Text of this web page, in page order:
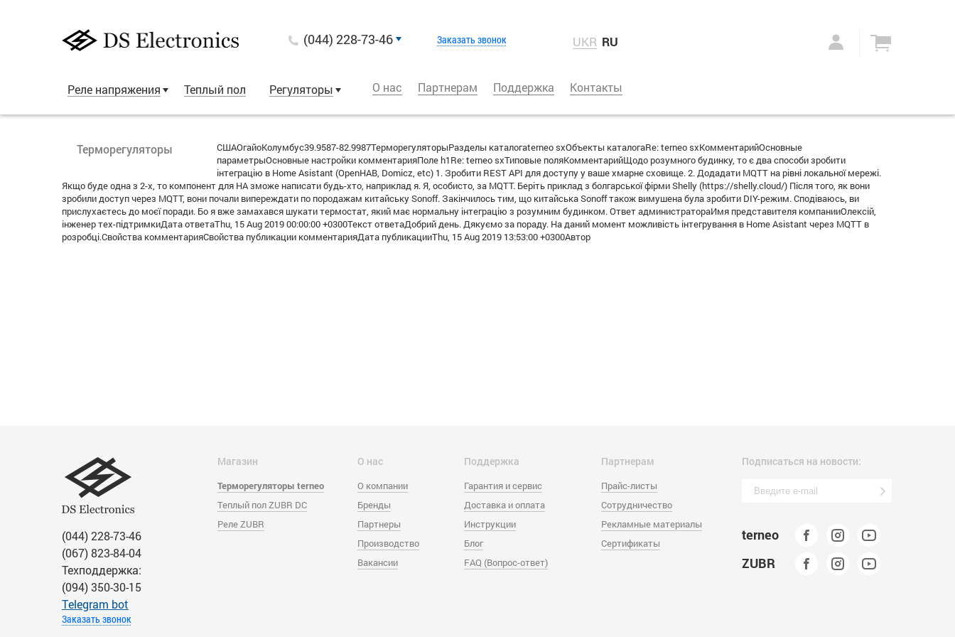
(044) 228-73-46 Заказать звонок UKR RU
Реле напряжения Теплый пол Регуляторы О нас Партнерам Поддержка Контакты
Терморегуляторы
СШАОгайоКолумбус39.9587-82.9987ТерморегуляторыРазделы каталогаterneo sxОбъекты каталогаRe: terneo sxКомментарийОсновные
параметрыОсновные настройки комментарияПоле h1Re: terneo sxТиповые поляКомментарийЩодо розумного будинку, то є два способи зробити
інтеграцію в Home Asistant (OpenHAB, Domicz, etc) 1. Зробити REST API для доступу у ваше хмарне сховище. 2. Додадати MQTT на рівні локальної мережі.
Якщо буде одна з 2-х, то компонент для HA зможе написати будь-хто, наприклад я. Я, особисто, за MQTT. Беріть приклад з болгарської фірми Shelly (https://shelly.cloud/) Після того, як вони
зробили доступ через MQTT, вони почали випереждати по породажам китайську Sonoff. Закінчилось тим, що китайська Sonoff також вимушена була зробити DIY-режим. Сподіваюсь, ви
прислухаєтесь до моєї поради. Бо я вже замахався шукати термостат, який має нормальну інтеграцію з розумним будинком. Ответ администратораИмя представителя компанииОлексій,
інженер тех-підтримкиДата ответаThu, 15 Aug 2019 00:00:00 +0300Текст ответаДобрий день. Дякуємо за пораду. На даний момент можливість інтегрування в Home Asistant через MQTT в
розробці.Свойства комментарияСвойства публикации комментарияДата публикацииThu, 15 Aug 2019 13:53:00 +0300Автор
(044) 228-73-46
(067) 823-84-04
Техподдержка:
(094) 350-30-15
Тelegram bot
Заказать звонок
Магазин
Терморегуляторы terneo
Теплый пол ZUBR DC
Реле ZUBR
О нас
О компании
Бренды
Партнеры
Производство
Вакансии
Поддержка
Гарантия и сервис
Доставка и оплата
Инструкции
Блог
FAQ (Вопрос-ответ)
Партнерам
Прайс-листы
Сотрудничество
Рекламные материалы
Сертификаты
Подписаться на новости:
terneo
ZUBR